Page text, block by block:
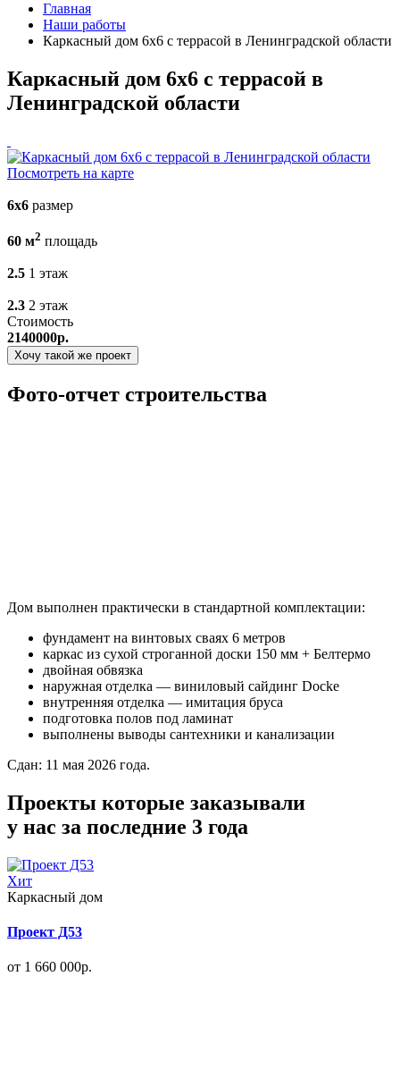
Главная
Наши работы
Каркасный дом 6х6 с террасой в Ленинградской области
Каркасный дом 6х6 с террасой в
Ленинградской области
Посмотреть на карте
6х6 размер
60 м2 площадь
2.5 1 этаж
2.3 2 этаж
Стоимость
2140000р.
Хочу такой же проект
Фото-отчет строительства
Дом выполнен практически в стандартной комплектации:
фундамент на винтовых сваях 6 метров
каркас из сухой строганной доски 150 мм + Белтермо
двойная обвязка
наружная отделка — виниловый сайдинг Docke
внутренняя отделка — имитация бруса
подготовка полов под ламинат
выполнены выводы сантехники и канализации
Сдан: 11 мая 2026 года.
Проекты которые заказывали
у нас за последние 3 года
Хит
Каркасный дом
Проект Д53
от 1 660 000р.